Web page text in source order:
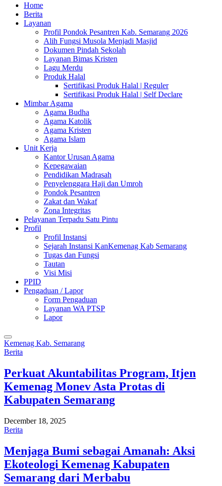
Home
Berita
Layanan
Profil Pondok Pesantren Kab. Semarang 2026
Alih Fungsi Musola Menjadi Masjid
Dokumen Pindah Sekolah
Layanan Bimas Kristen
Lagu Merdu
Produk Halal
Sertifikasi Produk Halal | Reguler
Sertifikasi Produk Halal | Self Declare
Mimbar Agama
Agama Budha
Agama Katolik
Agama Kristen
Agama Islam
Unit Kerja
Kantor Urusan Agama
Kepegawaian
Pendidikan Madrasah
Penyelenggara Haji dan Umroh
Pondok Pesantren
Zakat dan Wakaf
Zona Integritas
Pelayanan Terpadu Satu Pintu
Profil
Profil Instansi
Sejarah Instansi KanKemenag Kab Semarang
Tugas dan Fungsi
Tautan
Visi Misi
PPID
Pengaduan / Lapor
Form Pengaduan
Layanan WA PTSP
Lapor
Kemenag Kab. Semarang
Berita
Perkuat Akuntabilitas Program, Itjen
Kemenag Monev Asta Protas di
Kabupaten Semarang
December 18, 2025
Berita
Menjaga Bumi sebagai Amanah: Aksi
Ekoteologi Kemenag Kabupaten
Semarang dari Merbabu